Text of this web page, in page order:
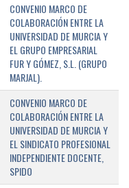
CONVENIO MARCO DE
COLABORACIÓN ENTRE LA
UNIVERSIDAD DE MURCIA Y
EL GRUPO EMPRESARIAL
FUR Y GÓMEZ, S.L. (GRUPO
MARJAL).
CONVENIO MARCO DE
COLABORACIÓN ENTRE LA
UNIVERSIDAD DE MURCIA Y
EL SINDICATO PROFESIONAL
INDEPENDIENTE DOCENTE,
SPIDO